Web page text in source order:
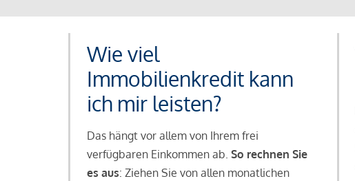
Wie viel
Immobilienkredit kann
ich mir leisten?
Das hängt vor allem von Ihrem frei
verfügbaren Einkommen ab. So rechnen Sie
es aus: Ziehen Sie von allen monatlichen